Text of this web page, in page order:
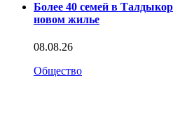
Более 40 семей в
новом жилье
08.08.26
Общество